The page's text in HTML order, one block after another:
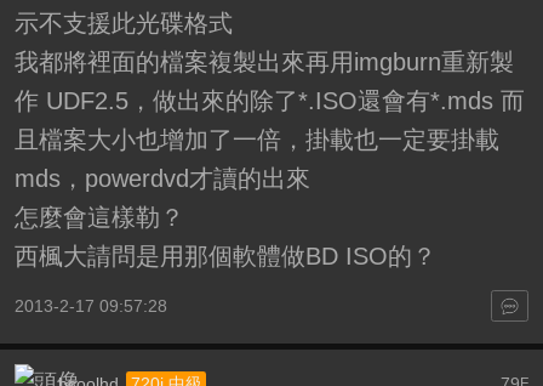
示不支援此光碟格式
我都將裡面的檔案複製出來再用imgburn重新製
作 UDF2.5，做出來的除了*.ISO還會有*.mds 而
且檔案大小也增加了一倍，掛載也一定要掛載
mds，powerdvd才讀的出來
怎麼會這樣勒？
西楓大請問是用那個軟體做BD ISO的？
2013-2-17 09:57:28